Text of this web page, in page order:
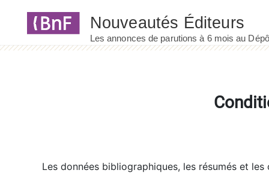
Les données bibliographiques, les résumés et